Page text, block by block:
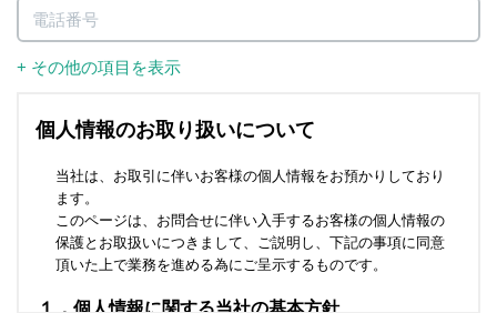
+ その他の項目を表示